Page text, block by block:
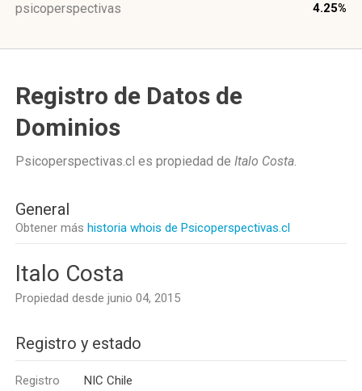
psicoperspectivas 4.25%
Registro de Datos de
Dominios
Psicoperspectivas.cl es propiedad de Italo Costa.
General
Obtener más historia whois de Psicoperspectivas.cl
Italo Costa
Propiedad desde junio 04, 2015
Registro y estado
Registro NIC Chile